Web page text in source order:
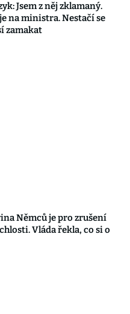
Jsem z něj zklamaný.
na ministra. Nestačí se
zamakat
Němců je pro zrušení
Vláda řekla, co si o